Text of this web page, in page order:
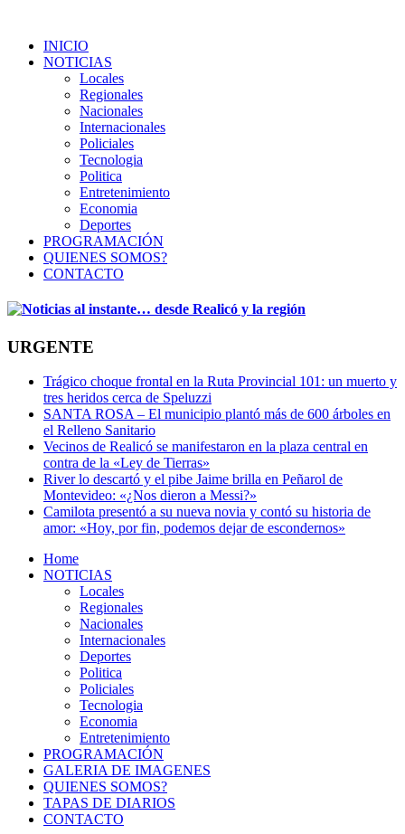
INICIO
NOTICIAS
Locales
Regionales
Nacionales
Internacionales
Policiales
Tecnologia
Politica
Entretenimiento
Economia
Deportes
PROGRAMACIÓN
QUIENES SOMOS?
CONTACTO
URGENTE
Trágico choque frontal en la Ruta Provincial 101: un muerto y
tres heridos cerca de Speluzzi
SANTA ROSA – El municipio plantó más de 600 árboles en
el Relleno Sanitario
Vecinos de Realicó se manifestaron en la plaza central en
contra de la «Ley de Tierras»
River lo descartó y el pibe Jaime brilla en Peñarol de
Montevideo: «¿Nos dieron a Messi?»
Camilota presentó a su nueva novia y contó su historia de
amor: «Hoy, por fin, podemos dejar de escondernos»
Home
NOTICIAS
Locales
Regionales
Nacionales
Internacionales
Deportes
Politica
Policiales
Tecnologia
Economia
Entretenimiento
PROGRAMACIÓN
GALERIA DE IMAGENES
QUIENES SOMOS?
TAPAS DE DIARIOS
CONTACTO